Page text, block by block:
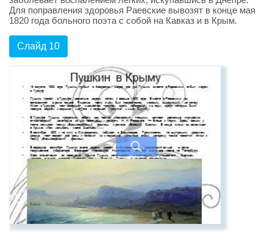
Для поправления здоровья Раевские вывозят в конце мая
1820 года больного поэта с собой на Кавказ и в Крым.
Слайд 10